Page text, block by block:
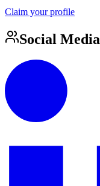
Claim your profile
Social Media